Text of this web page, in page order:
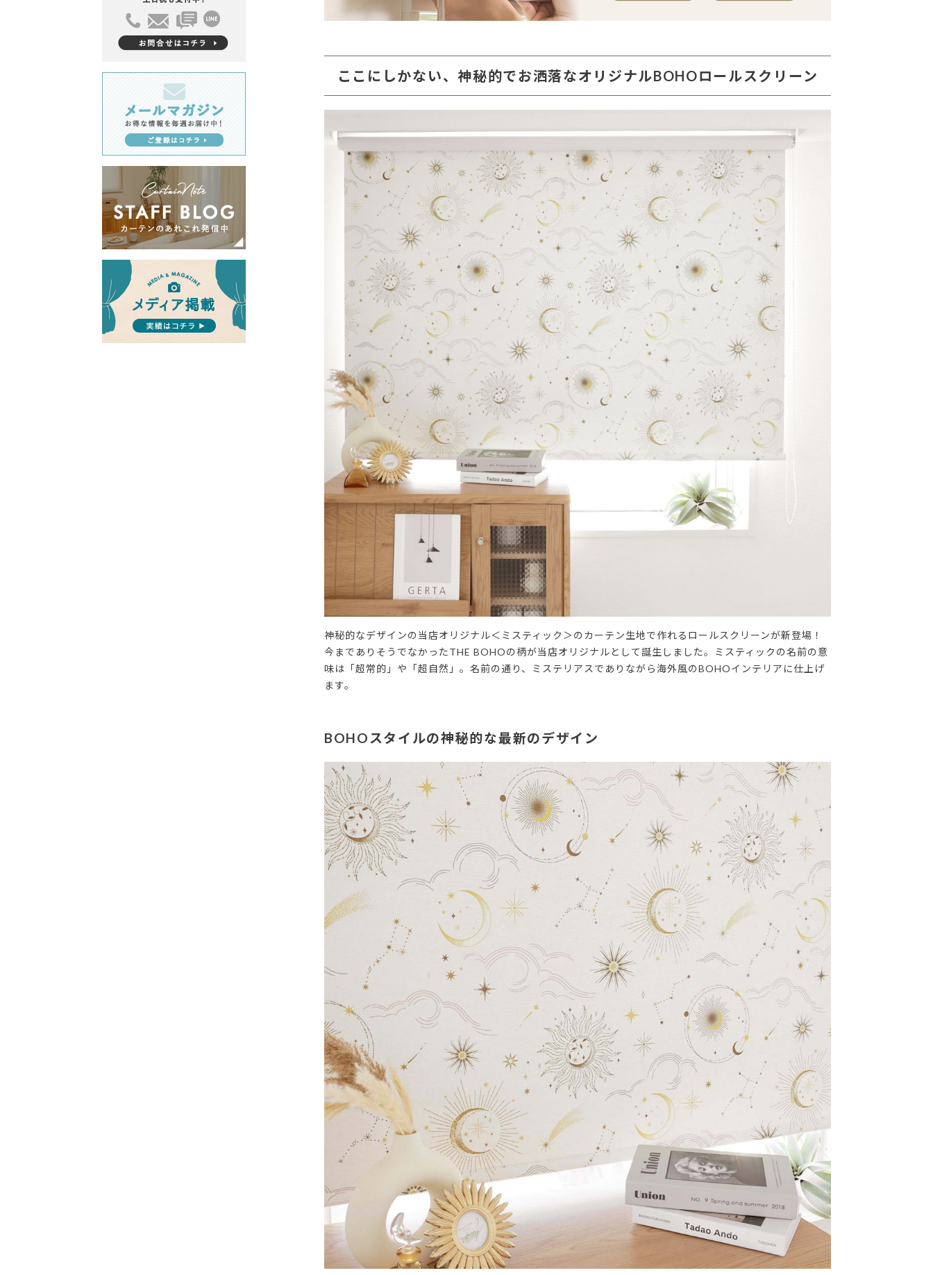
ここにしかない、神秘的でお洒落なオリジナルBOHOロールスクリーン
神秘的なデザインの当店オリジナル＜ミスティック＞のカーテン生地で作れるロールスクリーンが新登場！
今までありそうでなかったTHE BOHOの柄が当店オリジナルとして誕生しました。ミスティックの名前の意
味は「超常的」や「超自然」。名前の通り、ミステリアスでありながら海外風のBOHOインテリアに仕上げ
ます。
BOHOスタイルの神秘的な最新のデザイン